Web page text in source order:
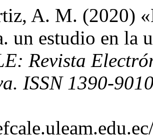
A. M. (2020)
un estudio en la
Revista
ISSN 1390-